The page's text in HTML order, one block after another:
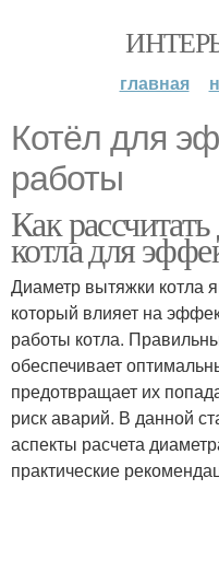
главная
Котёл для
работы
Как
котла для
Диаметр вытяжки котла
который влияет на
работы котла.
обеспечивает
предотвращает их
риск аварий. В данной
аспекты расчета
практические